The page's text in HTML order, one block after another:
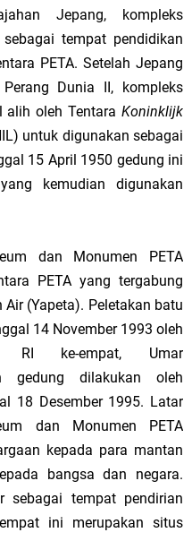
Jepang, kompleks
tempat pendidikan
PETA. Setelah Jepang
Dunia II, kompleks
alih oleh Tentara Koninklijk
untuk digunakan sebagai
15 April 1950 gedung ini
kemudian digunakan
dan Monumen PETA
PETA yang tergabung
(Yapeta). Peletakan batu
14 November 1993 oleh
RI ke-empat, Umar
gedung dilakukan oleh
18 Desember 1995. Latar
dan Monumen PETA
kepada para mantan
bangsa dan negara.
sebagai tempat pendirian
ini merupakan situs